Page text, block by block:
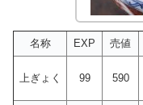
名称 EXP 売値
上ぎょく 99 590